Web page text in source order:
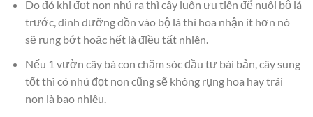
Do đó khi đọt non nhú ra thì cây luôn ưu tiên để nuôi bộ lá
trước, dinh dưỡng dồn vào bộ lá thì hoa nhận ít hơn nó
sẽ rụng bớt hoặc hết là điều tất nhiên.
Nếu 1 vườn cây bà con chăm sóc đầu tư bài bản, cây sung
tốt thì có nhú đọt non cũng sẽ không rụng hoa hay trái
non là bao nhiêu.